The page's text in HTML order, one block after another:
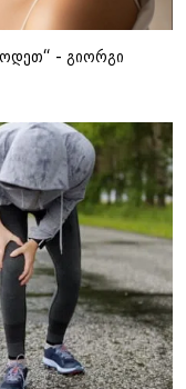
- გიორგი